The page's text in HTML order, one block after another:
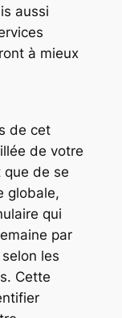
aussi
à mieux
de cet
de votre
que de se
globale,
qui
par
les
Cette